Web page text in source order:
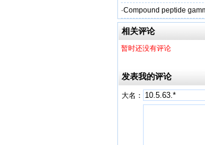
·Compound peptide
相关评论
暂时还没有评论
发表我的评论
大名：